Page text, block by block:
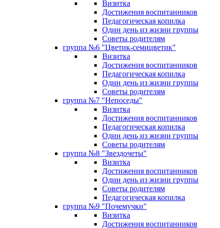
Визитка
Достижения воспитанников
Педагогическая копилка
Один день из жизни группы
Советы родителям
группа №6 "Цветик-семицветик"
Визитка
Достижения воспитанников
Педагогическая копилка
Один день из жизни группы
Советы родителям
группа №7 "Непоседы"
Визитка
Достижения воспитанников
Педагогическая копилка
Один день из жизни группы
Советы родителям
группа №8 "Звездочеты"
Визитка
Достижения воспитанников
Один день из жизни группы
Советы родителям
Педагогическая копилка
группа №9 "Почемучки"
Визитка
Достижения воспитанников